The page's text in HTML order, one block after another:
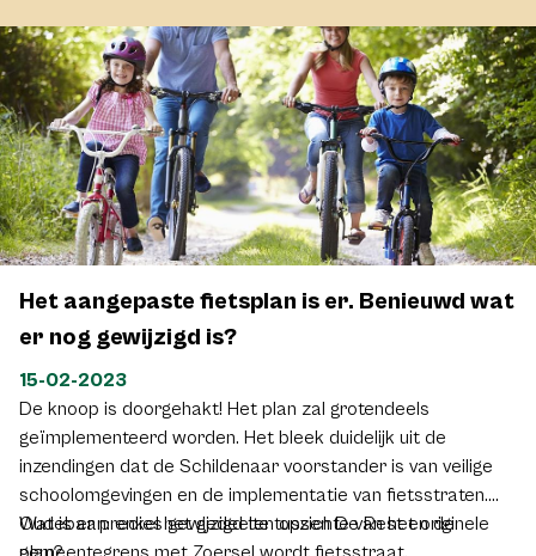
Het aangepaste fietsplan is er. Benieuwd wat
er nog gewijzigd is?
15-02-2023
De knoop is doorgehakt! Het plan zal grotendeels
geïmplementeerd worden. Het bleek duidelijk uit de
inzendingen dat de Schildenaar voorstander is van veilige
schoolomgevingen en de implementatie van fietsstraten.
Wat is er precies gewijzigd ten opzichte van het originele
Oudebaan: enkel het gedeelte tussen De Rest en de